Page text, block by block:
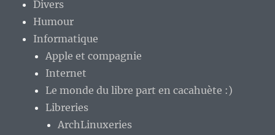
Divers
Humour
Informatique
Apple et compagnie
Internet
Le monde du libre part en cacahuète :)
Libreries
ArchLinuxeries